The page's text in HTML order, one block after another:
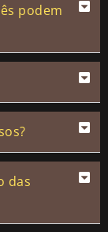
podem
das